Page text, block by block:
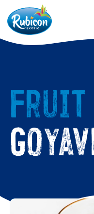
Fruit